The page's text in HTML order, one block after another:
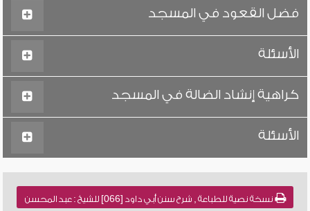
فضل القعود في المسجد
الأسئلة
كراهية إنشاد الضالة في المسجد
الأسئلة
نسخة نصية للطباعة , شرح سنن أبي داود [066] للشيخ : عبد المحسن